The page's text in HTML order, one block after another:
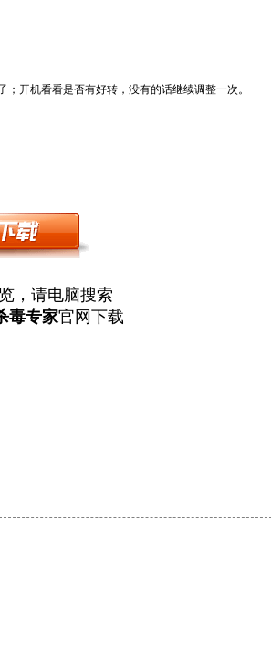
开机看看是否有好转，没有的话继续调整一次。
，请电脑搜索
毒专家官网下载